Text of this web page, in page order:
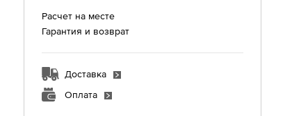
Расчет на месте
Гарантия и возврат
Доставка
Оплата